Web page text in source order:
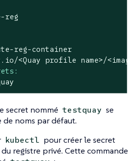
reg
reg-container
<Quay profile name>/<image
secret nommé testquay se
de noms par défaut.
kubectl pour créer le secret
registre privé. Cette commande